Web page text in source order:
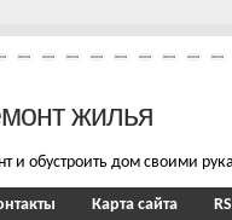
жилья
и обустроить дом своими
Карта сайта